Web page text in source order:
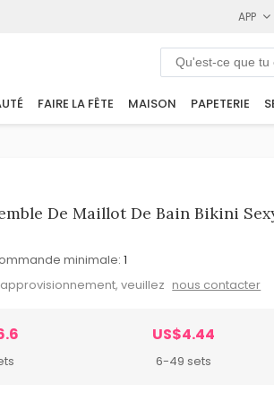
APP
FAIRE LA FÊTE MAISON PAPETERIE
De Maillot De Bain Bikini
minimale: 1
veuillez nous contacter
US$4.44
6-49 sets